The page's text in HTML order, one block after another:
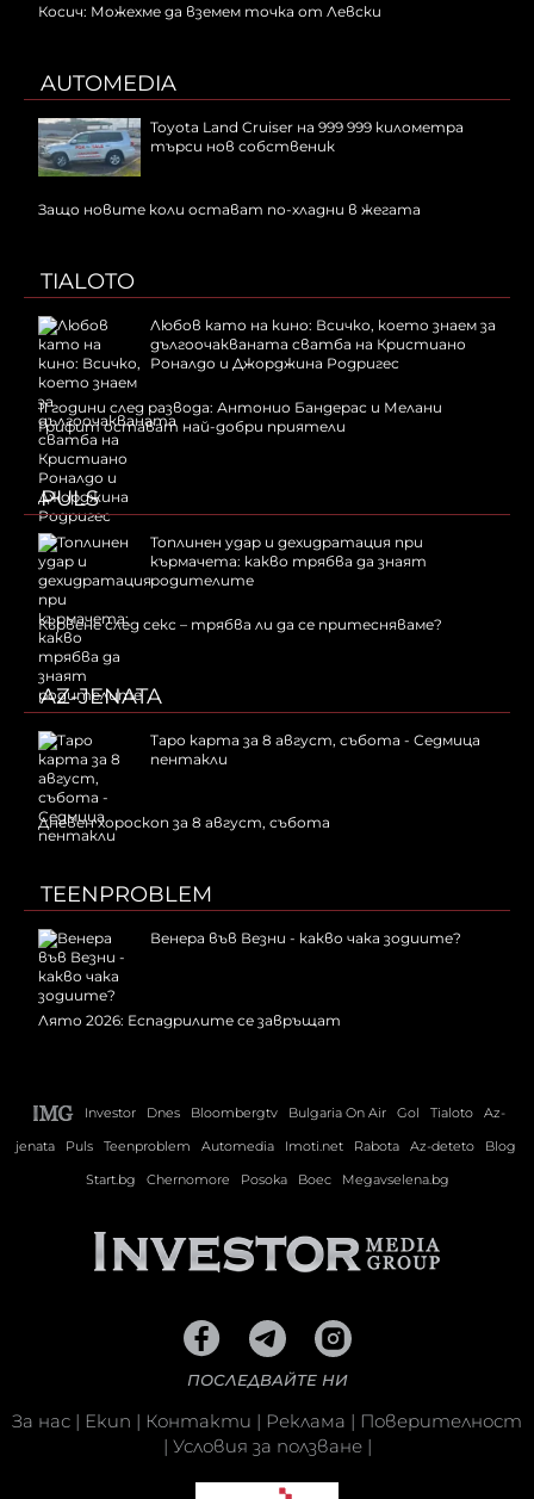
Косич: Можехме да вземем точка от Левски
AUTOMEDIA
Toyota Land Cruiser на 999 999 километра
търси нов собственик
Защо новите коли остават по-хладни в жегата
TIALOTO
Любов като на кино: Всичко, което знаем за
дългоочакваната сватба на Кристиано
Роналдо и Джорджина Родригес
11 години след развода: Антонио Бандерас и Мелани
Грифит остават най-добри приятели
PULS
Топлинен удар и дехидратация при
кърмачета: какво трябва да знаят
родителите
Кървене след секс – трябва ли да се притесняваме?
AZ-JENATA
Таро карта за 8 август, събота - Седмица
пентакли
Дневен хороскоп за 8 август, събота
TEENPROBLEM
Венера във Везни - какво чака зодиите?
Лято 2026: Еспадрилите се завръщат
Investor Dnes Bloombergtv Bulgaria On Air Gol Tialoto
Az-
jenata
Puls Teenproblem Automedia Imoti.net Rabota Az-deteto
Blog
Start.bg
Chernomore Posoka Boec Megavselena.bg
ПОСЛЕДВАЙТЕ НИ
За нас | Екип | Контакти | Реклама | Поверителност
| Условия за ползване|